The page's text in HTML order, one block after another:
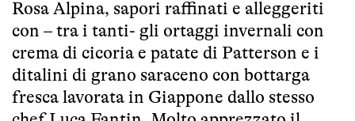
Rosa Alpina, sapori raffinati e alleggeriti
con – tra i tanti- gli ortaggi invernali con
crema di cicoria e patate di Patterson e i
ditalini di grano saraceno con bottarga
fresca lavorata in Giappone dallo stesso